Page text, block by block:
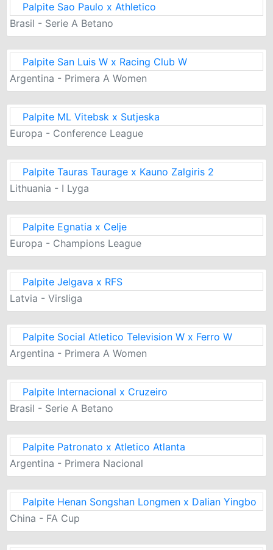
Palpite Sao Paulo x Athletico
Brasil - Serie A Betano
Palpite San Luis W x Racing Club W
Argentina - Primera A Women
Palpite ML Vitebsk x Sutjeska
Europa - Conference League
Palpite Tauras Taurage x Kauno Zalgiris 2
Lithuania - I Lyga
Palpite Egnatia x Celje
Europa - Champions League
Palpite Jelgava x RFS
Latvia - Virsliga
Palpite Social Atletico Television W x Ferro W
Argentina - Primera A Women
Palpite Internacional x Cruzeiro
Brasil - Serie A Betano
Palpite Patronato x Atletico Atlanta
Argentina - Primera Nacional
Palpite Henan Songshan Longmen x Dalian Yingbo
China - FA Cup